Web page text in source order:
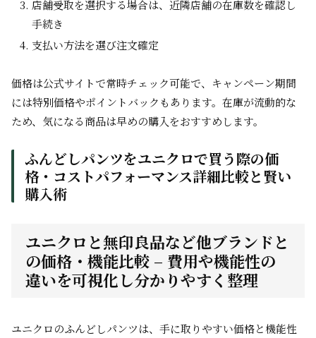
店舗受取を選択する場合は、近隣店舗の在庫数を確認し
手続き
支払い方法を選び注文確定
価格は公式サイトで常時チェック可能で、キャンペーン期間
には特別価格やポイントバックもあります。在庫が流動的な
ため、気になる商品は早めの購入をおすすめします。
ふんどしパンツをユニクロで買う際の価
格・コストパフォーマンス詳細比較と賢い
購入術
ユニクロと無印良品など他ブランドと
の価格・機能比較 – 費用や機能性の
違いを可視化し分かりやすく整理
ユニクロのふんどしパンツは、手に取りやすい価格と機能性